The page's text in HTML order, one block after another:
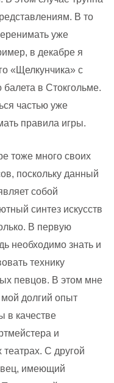
В то
уже
в декабре я
«Щелкунчика» с
балета в Стокгольме.
частью уже
правила игры.
тоже много своих
поскольку данный
собой
синтез искусств
В первую
необходимо знать и
технику
певцов. В этом мне
долгий опыт
в качестве
и
С другой
имеющий